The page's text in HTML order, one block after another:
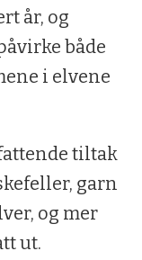
år, og
både
i elvene
tiltak
garn
og mer
ut.